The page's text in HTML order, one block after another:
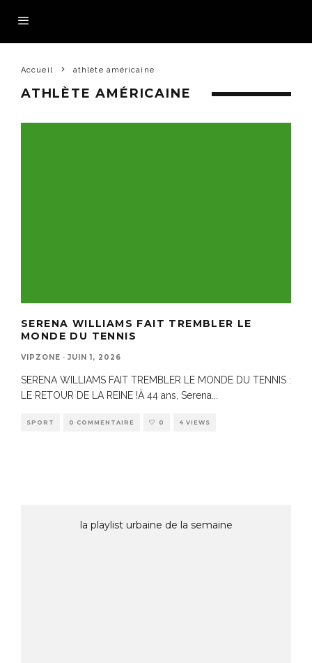
Accueil athlète américaine
ATHLÈTE AMÉRICAINE
SERENA WILLIAMS FAIT TREMBLER LE
MONDE DU TENNIS
VIPZONE · JUIN 1, 2026
SERENA WILLIAMS FAIT TREMBLER LE MONDE DU TENNIS :
LE RETOUR DE LA REINE !À 44 ans, Serena
SPORT 0 COMMENTAIRE 0 4 VIEWS
la playlist urbaine de la semaine